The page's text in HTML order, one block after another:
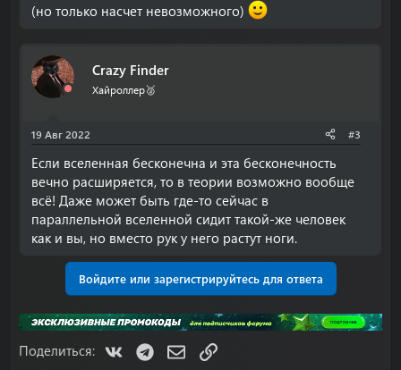
(но только насчет невозможного)
Crazy Finder
Хайроллер🥈
19 Авг 2022 #3
Если вселенная бесконечна и эта бесконечность
вечно расширяется, то в теории возможно вообще
всё! Даже может быть где-то сейчас в
параллельной вселенной сидит такой-же человек
как и вы, но вместо рук у него растут ноги.
Войдите или зарегистрируйтесь для ответа
Поделиться: VK TelegramЭлектронная почта
Ссылка